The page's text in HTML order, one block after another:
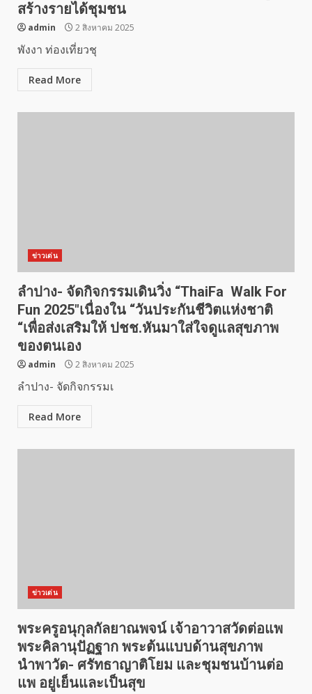
สร้างรายได้ชุมชน
admin 2 สิงหาคม 2025
พังงา ท่องเที่ยวชุ
Read More
ข่าวเด่น
ลำปาง- จัดกิจกรรมเดินวิ่ง “ThaiFa Walk For
Fun 2025″เนื่องใน “วันประกันชีวิตแห่งชาติ
“เพื่อส่งเสริมให้ ปชช.หันมาใส่ใจดูแลสุขภาพ
ของตนเอง
admin 2 สิงหาคม 2025
ลำปาง- จัดกิจกรรมเ
Read More
ข่าวเด่น
พระครูอนุกุลกัลยาณพจน์ เจ้าอาวาสวัดต่อแพ
พระคิลานุปัฏฐาก พระต้นแบบด้านสุขภาพ
นำพาวัด- ศรัทธาญาติโยม และชุมชนบ้านต่อ
แพ อยู่เย็นและเป็นสุข